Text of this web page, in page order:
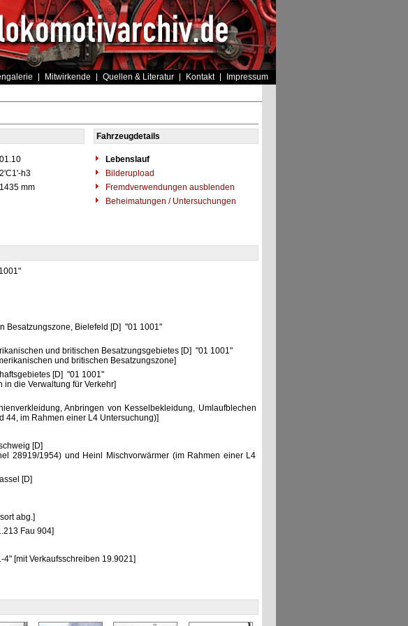
Mitwirkende Quellen & Literatur Kontakt Impressum
Fahrzeugdetails
01.10
Lebenslauf
2'C1'-h3
Bilderupload
1435 mm
Fremdverwendungen ausblenden
Beheimatungen / Untersuchungen
Besatzungszone, Bielefeld [D] "01 1001"
und britischen Besatzungsgebietes [D] "01 1001"
und britischen Besatzungszone]
[D] "01 1001"
die Verwaltung für Verkehr]
Anbringen von Kesselbekleidung, Umlaufblechen
im Rahmen einer L4 Untersuchung)]
[D]
28919/1954) und Heinl Mischvorwärmer (im Rahmen einer L4
[D]
abg.]
Fau 904]
[mit Verkaufsschreiben 19.9021]